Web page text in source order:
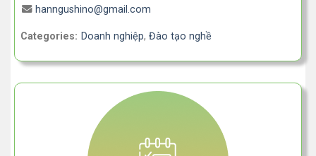
hanngushino@gmail.com
Categories: Doanh nghiệp, Đào tạo nghề